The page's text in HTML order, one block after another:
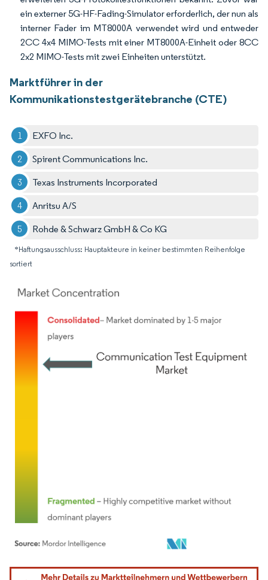
ein externer 5G-HF-Fading-Simulator erforderlich, der nun als
interner Fader im MT8000A verwendet wird und entweder
2CC 4x4 MIMO-Tests mit einer MT8000A-Einheit oder 8CC
2x2 MIMO-Tests mit zwei Einheiten unterstützt.
Marktführer in der
Kommunikationstestgerätebranche (CTE)
EXFO Inc.
Spirent Communications Inc.
Texas Instruments Incorporated
Anritsu A/S
Rohde & Schwarz GmbH & Co KG
*Haftungsausschluss: Hauptakteure in keiner bestimmten Reihenfolge
sortiert
Bild © Mordor Intelligence. Wiederverwendung erfordert Namensnennung gemäß